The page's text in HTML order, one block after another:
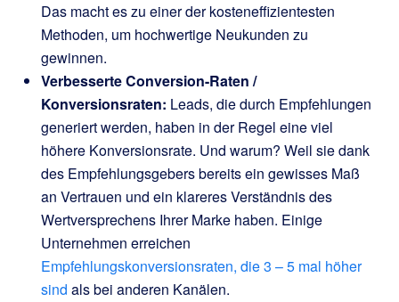
Das macht es zu einer der kosteneffizientesten
Methoden, um hochwertige Neukunden zu
gewinnen.
Verbesserte Conversion-Raten /
Konversionsraten: Leads, die durch Empfehlungen
generiert werden, haben in der Regel eine viel
höhere Konversionsrate. Und warum? Weil sie dank
des Empfehlungsgebers bereits ein gewisses Maß
an Vertrauen und ein klareres Verständnis des
Wertversprechens Ihrer Marke haben. Einige
Unternehmen erreichen
Empfehlungskonversionsraten, die 3 – 5 mal höher
sind als bei anderen Kanälen.